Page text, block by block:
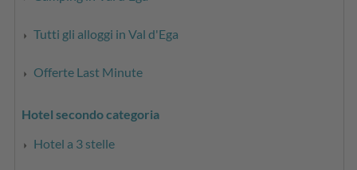
Tutti gli alloggi in Val d'Ega
Offerte Last Minute
Hotel secondo categoria
Hotel a 3 stelle